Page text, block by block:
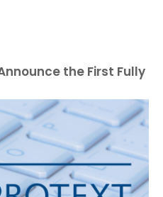
the First Fully